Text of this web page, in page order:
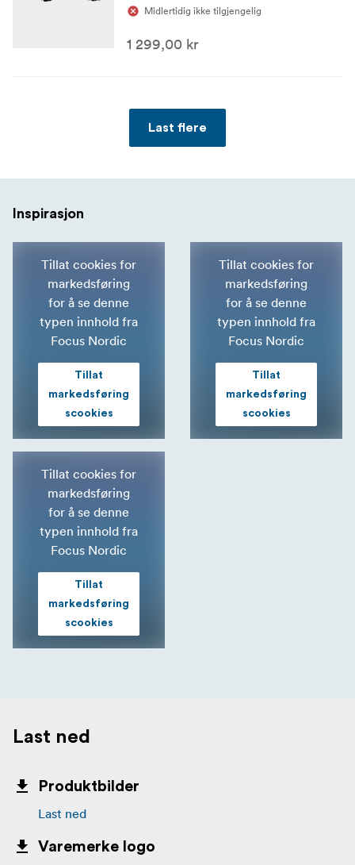
Midlertidig ikke tilgjengelig
1 299,00 kr
Last flere
Inspirasjon
Tillat cookies for
markedsføring
for å se denne
typen innhold fra
Focus Nordic
Tillat
markedsføring
scookies
Tillat cookies for
markedsføring
for å se denne
typen innhold fra
Focus Nordic
Tillat
markedsføring
scookies
Tillat cookies for
markedsføring
for å se denne
typen innhold fra
Focus Nordic
Tillat
markedsføring
scookies
Last ned
Produktbilder
Last ned
Varemerke logo